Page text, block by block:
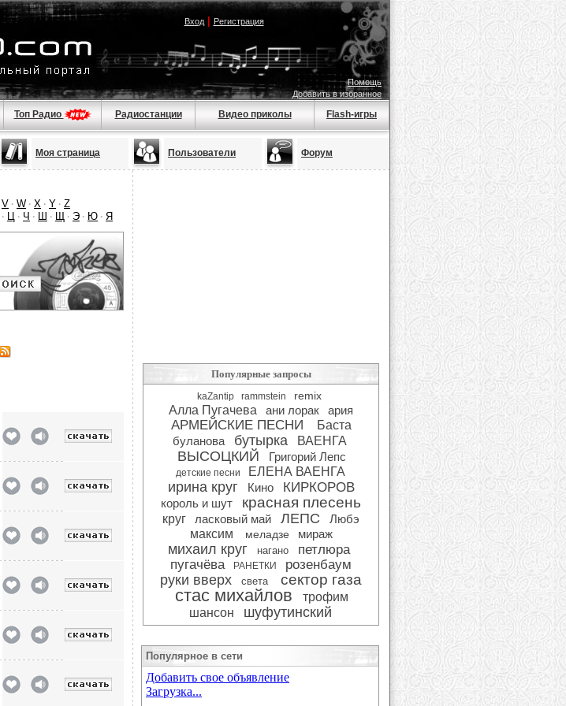
Вход| Регистрация
Помощь
Добавить в избранное
Топ Радио Радиостанции Видео приколы Flash-игры
Моя страница Пользователи Форум
V · W · X · Y · Z
· Ц · Ч · Ш · Щ · Э · Ю · Я
Популярные запросы
kaZantip rammstein remix
Алла Пугачева ани лорак ария
АРМЕЙСКИЕ ПЕСНИ
Баста
буланова
бутырка ВАЕНГА
ВЫСОЦКИЙ Григорий Лепс
детские песни ЕЛЕНА ВАЕНГА
ирина круг Кино КИРКОРОВ
король и шут красная плесень
круг ласковый май ЛЕПС
Любэ
максим
меладзе мираж
михаил круг нагано
петлюра
пугачёва
РАНЕТКИ розенбаум
руки вверх света сектор газа
стас михайлов
трофим
шансон
шуфутинский
Популярное в сети